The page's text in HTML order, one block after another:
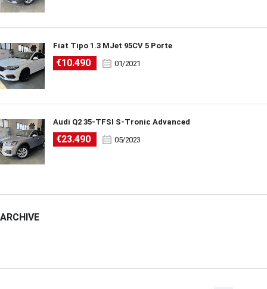
Fiat Tipo 1.3 MJet 95CV 5 Porte
€10.490 01/2021
Audi Q2 35-TFSI S-Tronic Advanced
€23.490 05/2023
ARCHIVE